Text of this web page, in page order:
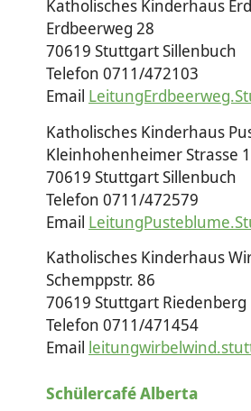
Katholisches Kinderhaus
Erdbeerweg 28
70619 Stuttgart Sillenbuch
Telefon 0711/472103
Email
Katholisches Kinderhaus
Kleinhohenheimer Strasse
70619 Stuttgart Sillenbuch
Telefon 0711/472579
Email
Katholisches Kinderhaus
Schemppstr. 86
70619 Stuttgart Riedenberg
Telefon 0711/471454
Email
Schülercafé Alberta